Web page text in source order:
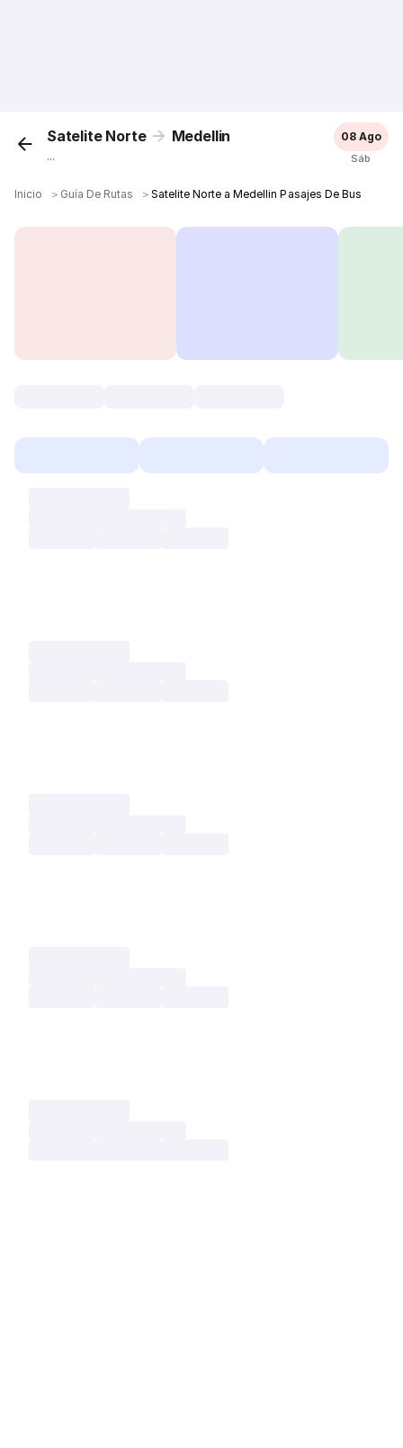
Satelite Norte Medellin
...
08 Ago
Sáb
Inicio ＞ Guía De Rutas ＞ Satelite Norte a Medellin Pasajes De Bus